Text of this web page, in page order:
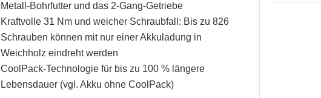
Metall-Bohrfutter und das 2-Gang-Getriebe
Kraftvolle 31 Nm und weicher Schraubfall: Bis zu 826
Schrauben können mit nur einer Akkuladung in
Weichholz eindreht werden
CoolPack-Technologie für bis zu 100 % längere
Lebensdauer (vgl. Akku ohne CoolPack)